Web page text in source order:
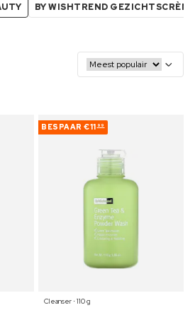
BY WISHTREND GEZICHTSCRÈME
BESPAAR €11 99
Cleanser ⋅ 110 g